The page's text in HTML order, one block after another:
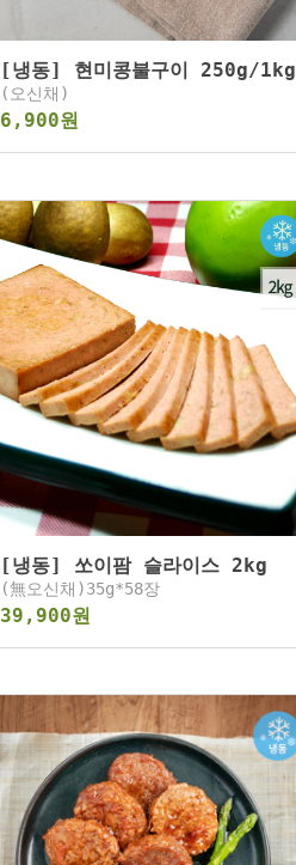
[냉동] 현미콩불구이 250g/1kg
(오신채)
6,900원
[냉동] 쏘이팜 슬라이스 2kg
(無오신채)35g*58장
39,900원